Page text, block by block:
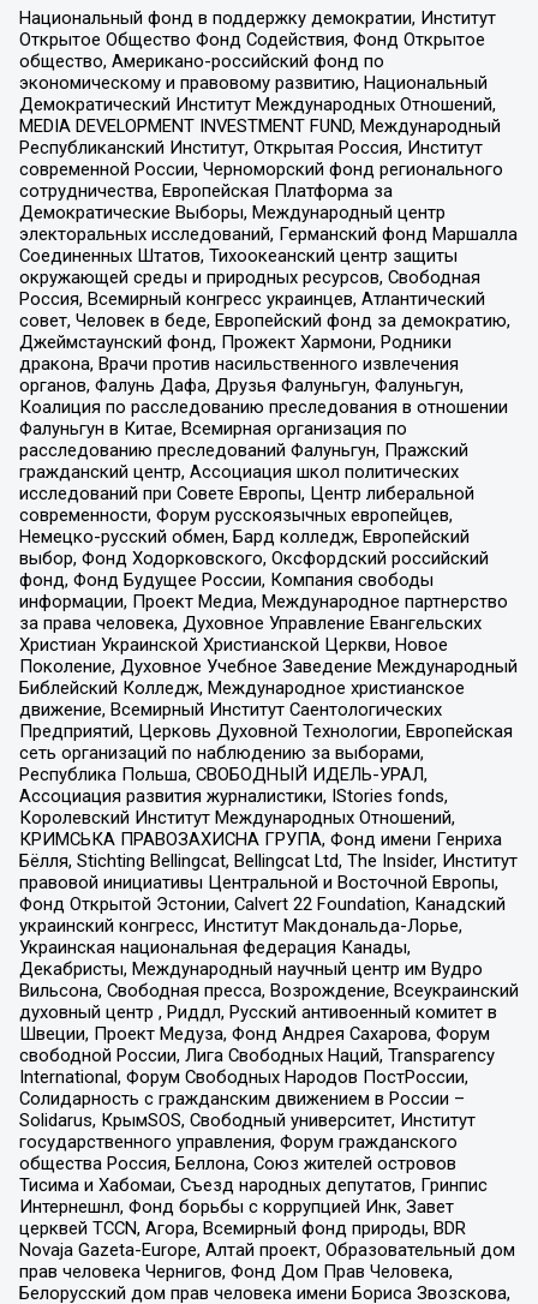
Национальный фонд в поддержку демократии, Институт
Открытое Общество Фонд Содействия, Фонд Открытое
общество, Американо-российский фонд по
экономическому и правовому развитию, Национальный
Демократический Институт Международных Отношений,
MEDIA DEVELOPMENT INVESTMENT FUND, Международный
Республиканский Институт, Открытая Россия, Институт
современной России, Черноморский фонд регионального
сотрудничества, Европейская Платформа за
Демократические Выборы, Международный центр
электоральных исследований, Германский фонд Маршалла
Соединенных Штатов, Тихоокеанский центр защиты
окружающей среды и природных ресурсов, Свободная
Россия, Всемирный конгресс украинцев, Атлантический
совет, Человек в беде, Европейский фонд за демократию,
Джеймстаунский фонд, Прожект Хармони, Родники
дракона, Врачи против насильственного извлечения
органов, Фалунь Дафа, Друзья Фалуньгун, Фалуньгун,
Коалиция по расследованию преследования в отношении
Фалуньгун в Китае, Всемирная организация по
расследованию преследований Фалуньгун, Пражский
гражданский центр, Ассоциация школ политических
исследований при Совете Европы, Центр либеральной
современности, Форум русскоязычных европейцев,
Немецко-русский обмен, Бард колледж, Европейский
выбор, Фонд Ходорковского, Оксфордский российский
фонд, Фонд Будущее России, Компания свободы
информации, Проект Медиа, Международное партнерство
за права человека, Духовное Управление Евангельских
Христиан Украинской Христианской Церкви, Новое
Поколение, Духовное Учебное Заведение Международный
Библейский Колледж, Международное христианское
движение, Всемирный Институт Саентологических
Предприятий, Церковь Духовной Технологии, Европейская
сеть организаций по наблюдению за выборами,
Республика Польша, СВОБОДНЫЙ ИДЕЛЬ-УРАЛ,
Ассоциация развития журналистики, IStories fonds,
Королевский Институт Международных Отношений,
КРИМСЬКА ПРАВОЗАХИСНА ГРУПА, Фонд имени Генриха
Бёлля, Stichting Bellingcat, Bellingcat Ltd, The Insider, Институт
правовой инициативы Центральной и Восточной Европы,
Фонд Открытой Эстонии, Calvert 22 Foundation, Канадский
украинский конгресс, Институт Макдональда-Лорье,
Украинская национальная федерация Канады,
Декабристы, Международный научный центр им Вудро
Вильсона, Свободная пресса, Возрождение, Всеукраинский
духовный центр , Риддл, Русский антивоенный комитет в
Швеции, Проект Медуза, Фонд Андрея Сахарова, Форум
свободной России, Лига Свободных Наций, Transparеncy
International, Форум Свободных Народов ПостРоссии,
Солидарность с гражданским движением в России –
Solidarus, КрымSOS, Свободный университет, Институт
государственного управления, Форум гражданского
общества Россия, Беллона, Союз жителей островов
Тисима и Хабомаи, Съезд народных депутатов, Гринпис
Интернешнл, Фонд борьбы с коррупцией Инк, Завет
церквей TCCN, Агора, Всемирный фонд природы, BDR
Novaja Gazeta-Europe, Алтай проект, Образовательный дом
прав человека Чернигов, Фонд Дом Прав Человека,
Белорусский дом прав человека имени Бориса Звозскова,